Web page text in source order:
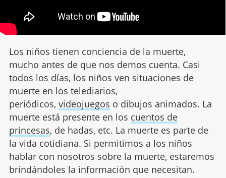
Los niños tienen conciencia de la muerte,
mucho antes de que nos demos cuenta. Casi
todos los días, los niños ven situaciones de
muerte en los telediarios,
periódicos, videojuegos o dibujos animados. La
muerte está presente en los cuentos de
princesas, de hadas, etc. La muerte es parte de
la vida cotidiana. Si permitimos a los niños
hablar con nosotros sobre la muerte, estaremos
brindándoles la información que necesitan.